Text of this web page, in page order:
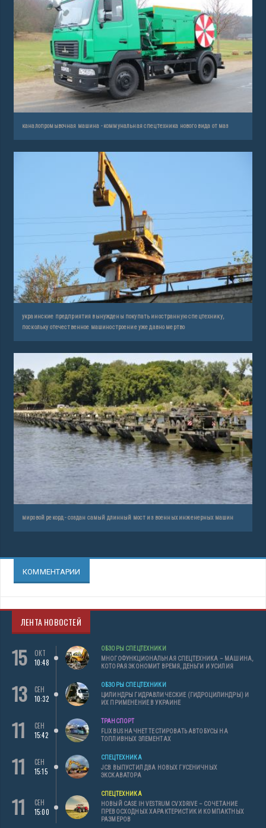
каналопромывочная машина - коммунальная спецтехника нового вида от маз
украинские предприятия вынуждены покупать иностранную спецтехнику,
поскольку отечественное машиностроение уже давно мертво
мировой рекорд - создан самый длинный мост из военных инженерных машин
КОММЕНТАРИИ
ЛЕНТА НОВОСТЕЙ
15
ОКТ
10:48
ОБЗОРЫ СПЕЦТЕХНИКИ
МНОГОФУНКЦИОНАЛЬНАЯ СПЕЦТЕХНИКА – МАШИНА,
КОТОРАЯ ЭКОНОМИТ ВРЕМЯ, ДЕНЬГИ И УСИЛИЯ
13
СЕН
10:32
ОБЗОРЫ СПЕЦТЕХНИКИ
ЦИЛИНДРЫ ГИДРАВЛИЧЕСКИЕ (ГИДРОЦИЛИНДРЫ) И
ИХ ПРИМЕНЕНИЕ В УКРАИНЕ
11
СЕН
15:42
ТРАНСПОРТ
FLIXBUS НАЧНЕТ ТЕСТИРОВАТЬ АВТОБУСЫ НА
ТОПЛИВНЫХ ЭЛЕМЕНТАХ
11
СЕН
15:15
СПЕЦТЕХНИКА
JCB ВЫПУСТИЛ ДВА НОВЫХ ГУСЕНИЧНЫХ
ЭКСКАВАТОРА
11
СЕН
15:00
СПЕЦТЕХНИКА
НОВЫЙ CASE IH VESTRUM CVXDRIVE – СОЧЕТАНИЕ
ПРЕВОСХОДНЫХ ХАРАКТЕРИСТИК И КОМПАКТНЫХ
РАЗМЕРОВ